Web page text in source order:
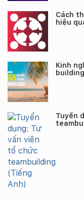
Cách
hiệu
Kinh
Tuyển